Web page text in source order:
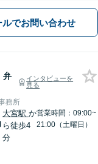
ルでお問い合わせ
弁
インタビューを
見る
務所
大宮駅 か
ら徒歩4
分
営業時間：09:00~
21:00（土曜日）